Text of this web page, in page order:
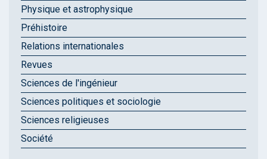
Physique et astrophysique
Préhistoire
Relations internationales
Revues
Sciences de l'ingénieur
Sciences politiques et sociologie
Sciences religieuses
Société